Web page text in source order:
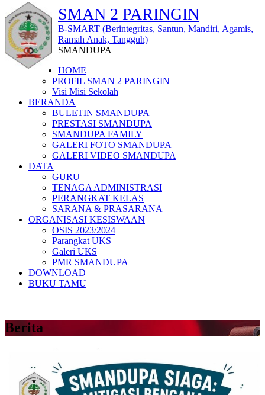
SMAN 2 PARINGIN
B-SMART (Berintegritas, Santun, Mandiri, Agamis,
Ramah Anak, Tangguh)
SMANDUPA
HOME
PROFIL SMAN 2 PARINGIN
Visi Misi Sekolah
BERANDA
BULETIN SMANDUPA
PRESTASI SMANDUPA
SMANDUPA FAMILY
GALERI FOTO SMANDUPA
GALERI VIDEO SMANDUPA
DATA
GURU
TENAGA ADMINISTRASI
PERANGKAT KELAS
SARANA & PRASARANA
ORGANISASI KESISWAAN
OSIS 2023/2024
Parangkat UKS
Galeri UKS
PMR SMANDUPA
DOWNLOAD
BUKU TAMU
Berita